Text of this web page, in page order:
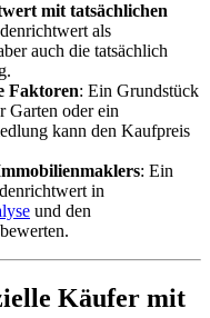
mit tatsächlichen
als
auch die tatsächlich
Faktoren: Ein Grundstück
Garten oder ein
kann den Kaufpreis
: Ein
in
und den
Käufer mit